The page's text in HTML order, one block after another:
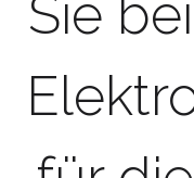
Sie